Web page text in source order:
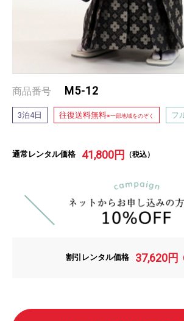
商品番号 M5-12
3泊4日 往復送料無料※一部地域をのぞく フ
通常レンタル価格 41,800円 （税込）
割引レンタル価格 37,620円